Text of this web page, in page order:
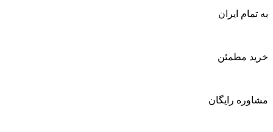
به تمام ایران
خرید مطمئن
مشاوره رایگان